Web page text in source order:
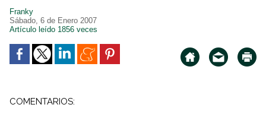
Franky
Sábado, 6 de Enero 2007
Artículo leído 1856 veces
COMENTARIOS: